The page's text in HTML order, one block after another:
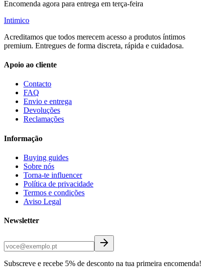
Encomenda agora para entrega em terça-feira
Intimico
Acreditamos que todos merecem acesso a produtos íntimos
premium. Entregues de forma discreta, rápida e cuidadosa.
Apoio ao cliente
Contacto
FAQ
Envio e entrega
Devoluções
Reclamações
Informação
Buying guides
Sobre nós
Torna-te influencer
Política de privacidade
Termos e condições
Aviso Legal
Newsletter
Subscreve e recebe 5% de desconto na tua primeira encomenda!